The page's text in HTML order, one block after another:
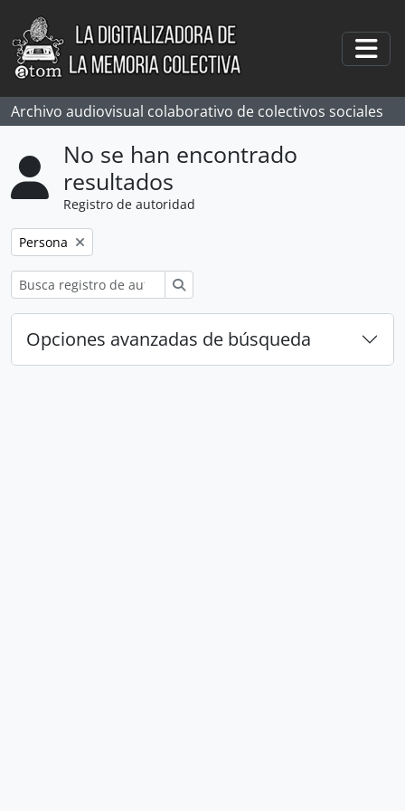
Skip to main content
Archivo audiovisual colaborativo de colectivos sociales
No se han encontrado
resultados
Registro de autoridad
Remove filter:
Persona
Opciones avanzadas de búsqueda